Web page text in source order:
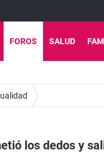
FOROS SALUD
los dedos y